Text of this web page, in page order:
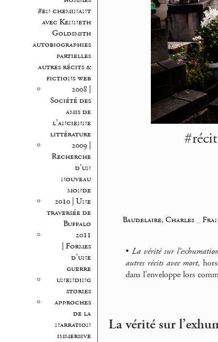
#en cheminant
avec Kenneth
Goldsmith
autobiographies
partielles
autres récits &
fictions web
2008 |
Société des
amis de
l’ancienne
littérature
2009 |
Recherche
d’un
nouveau
monde
2010 | Une
traversée de
Buffalo
2011
| Formes
d’une
guerre
unending
stories
approches
de la
narration
immersive
Baudelaire, Charles_
•La vérité sur
autres récits avec mort,
dans l’enveloppe lors
La vérité sur